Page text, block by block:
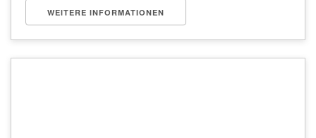
WEITERE INFORMATIONEN